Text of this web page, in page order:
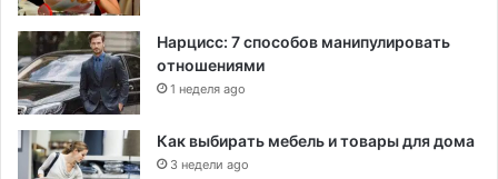
Нарцисс: 7 способов манипулировать
отношениями
1 неделя ago
Как выбирать мебель и товары для дома
3 недели ago